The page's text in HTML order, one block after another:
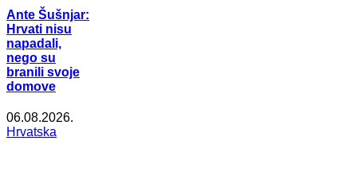
Ante Šušnjar:
Hrvati nisu
napadali,
nego su
branili svoje
domove
06.08.2026.
Hrvatska